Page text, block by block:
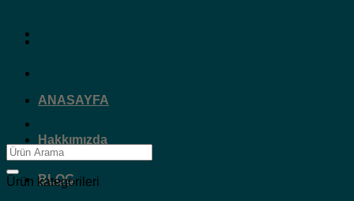
ANASAYFA
Hakkımızda
BLOG
Ara:
Ürün kategorileri